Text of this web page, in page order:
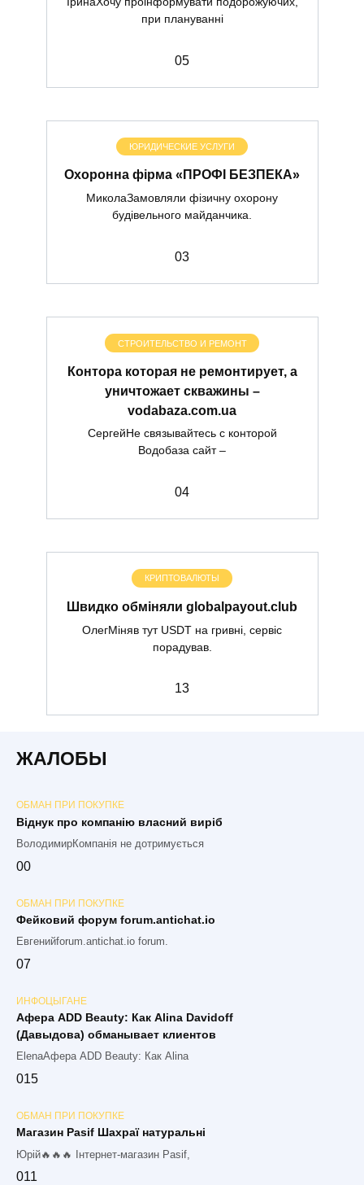
при плануванні
05
ЮРИДИЧЕСКИЕ УСЛУГИ
Охоронна фірма «ПРОФІ БЕЗПЕКА»
МиколаЗамовляли фізичну охорону
будівельного майданчика.
03
СТРОИТЕЛЬСТВО И РЕМОНТ
Контора которая не ремонтирует, а
уничтожает скважины –
vodabaza.com.ua
СергейНе связывайтесь с конторой
Водобаза сайт –
04
КРИПТОВАЛЮТЫ
Швидко обміняли globalpayout.club
ОлегМіняв тут USDT на гривні, сервіс
порадував.
13
ЖАЛОБЫ
ОБМАН ПРИ ПОКУПКЕ
Віднук про компанію власний виріб
ВолодимирКомпанія не дотримується
00
ОБМАН ПРИ ПОКУПКЕ
Фейковий форум forum.antichat.io
Евгенийforum.antichat.io forum.
07
ИНФОЦЫГАНЕ
Афера ADD Beauty: Как Alina Davidoff
(Давыдова) обманывает клиентов
ElenaАфера ADD Beauty: Как Alina
015
ОБМАН ПРИ ПОКУПКЕ
Магазин Pasif Шахраї натуральні
Юрій🔥🔥🔥 Інтернет-магазин Pasif,
011